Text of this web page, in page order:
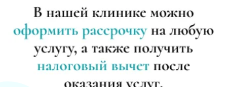
Вшивание от алкоголизма (ампула)
от 5 000 ₽ Записаться
Лечение хронического алкоголизма
от 3 500 ₽/сутки Записаться